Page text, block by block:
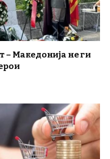
– Македонија не ги